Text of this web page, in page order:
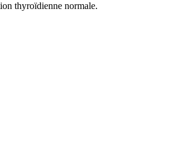
thyroïdienne normale.